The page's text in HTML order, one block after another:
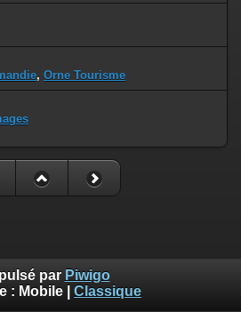
, Orne Tourisme
par Piwigo
: Mobile Classique